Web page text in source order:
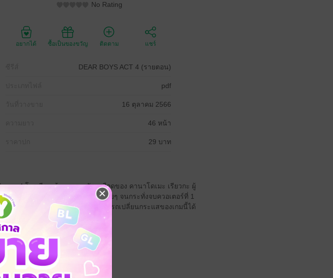
No Rating
อยากได้ ซื้อเป็นของขวัญ ติดตาม แชร์
DEAR BOYS ACT 4 (รายตอน)
pdf
16 ตุลาคม 2566
46 หน้า
29 บาท
อง 4 โรงเรียน ด้วยการบุกอันดุเดือดของ คานาโดเมะ เรียวกะ ผู้
ว้ได้อยู่หมัด ทั้งยังทำแต้มนำไปเรื่อยๆ จนกระทั่งจบควอเตอร์ที่ 1
งตามหลังอยู่ถึง 5 แต้ม เขาจะสามารถเปลี่ยนกระแสของเกมนี้ได้